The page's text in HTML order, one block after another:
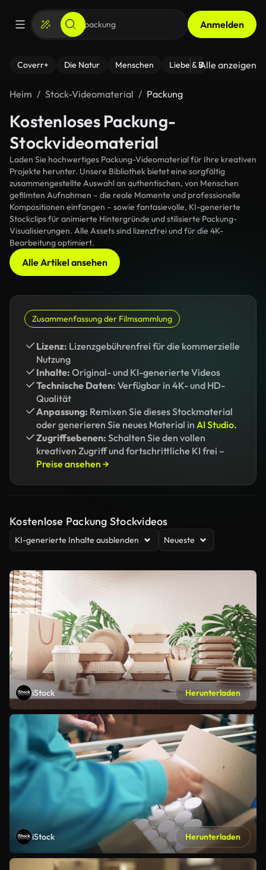
Anmelden
Coverr+ Die Natur Menschen Liebe & Beziehungen
Alle anzeigen
Heim Stock-Videomaterial Packung
Kostenloses Packung-
Stockvideomaterial
Laden Sie hochwertiges Packung-Videomaterial für Ihre kreativen
Projekte herunter. Unsere Bibliothek bietet eine sorgfältig
zusammengestellte Auswahl an authentischen, von Menschen
gefilmten Aufnahmen – die reale Momente und professionelle
Kompositionen einfangen – sowie fantasievolle, KI-generierte
Stockclips für animierte Hintergründe und stilisierte Packung-
Visualisierungen. Alle Assets sind lizenzfrei und für die 4K-
Bearbeitung optimiert.
Alle Artikel ansehen
Zusammenfassung der Filmsammlung
Lizenz: Lizenzgebührenfrei für die kommerzielle
Nutzung
Inhalte: Original- und KI-generierte Videos
Technische Daten: Verfügbar in 4K- und HD-
Qualität
Anpassung: Remixen Sie dieses Stockmaterial
oder generieren Sie neues Material in AI Studio.
Zugriffsebenen: Schalten Sie den vollen
kreativen Zugriff und fortschrittliche KI frei –
Preise ansehen →
Kostenlose Packung Stockvideos
KI-generierte Inhalte ausblenden Neueste
iStock Herunterladen
iStock Herunterladen